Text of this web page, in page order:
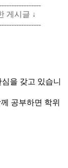
게시글 ↓
을 갖고 있습니
공부하면 학위